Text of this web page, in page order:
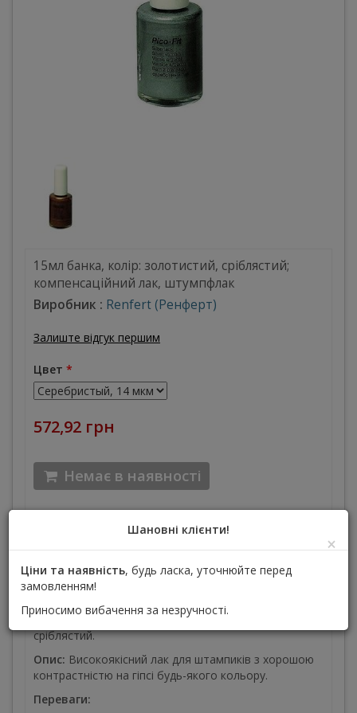
15мл банка, колір: золотистий, сріблястий;
компенсаційний лак, штумпфлак
Виробник : Renfert (Ренферт)
Залиште відгук першим
Цвет *
572,92 грн
Немає в наявності
Додати до списку бажань
Опис Технічні характеристики продукту
Пакування:15 мл банка, колір на вибір: золотистий,
сріблястий.
Опис: Високоякісний лак для штампиків з хорошою
контрастністю на гіпсі будь-якого кольору.
Переваги:
Шановні клієнти!
×
Ціни та наявність, будь ласка, уточнюйте перед
замовленням!
Приносимо вибачення за незручності.